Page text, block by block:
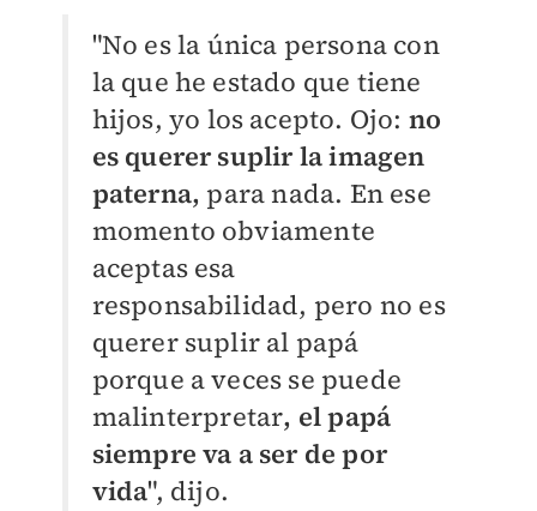
"No es la única persona con
la que he estado que tiene
hijos, yo los acepto. Ojo: no
es querer suplir la imagen
paterna, para nada. En ese
momento obviamente
aceptas esa
responsabilidad, pero no es
querer suplir al papá
porque a veces se puede
malinterpretar, el papá
siempre va a ser de por
vida", dijo.